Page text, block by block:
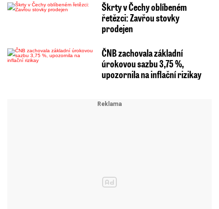
Škrty v Čechy oblíbeném
řetězci: Zavřou stovky
prodejen
ČNB zachovala základní
úrokovou sazbu 3,75 %,
upozornila na inflační rizikay